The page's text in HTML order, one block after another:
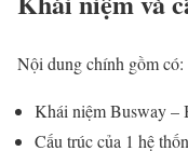
Nội dung chính gồm có:
Khái niệm Busway –
Cấu trúc của 1 hệ